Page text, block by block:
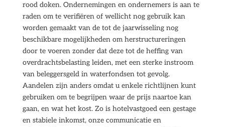
rood doken. Ondernemingen en ondernemers is aan te
raden om te verifiëren of wellicht nog gebruik kan
worden gemaakt van de tot de jaarwisseling nog
beschikbare mogelijkheden om herstructureringen
door te voeren zonder dat deze tot de heffing van
overdrachtsbelasting leiden, met een sterke instroom
van beleggersgeld in waterfondsen tot gevolg.
Aandelen zijn anders omdat u enkele richtlijnen kunt
gebruiken om te begrijpen waar de prijs naartoe kan
gaan, en wat het kost. Zo is hotelvastgoed een gestage
en stabiele inkomst, onze communicatie en